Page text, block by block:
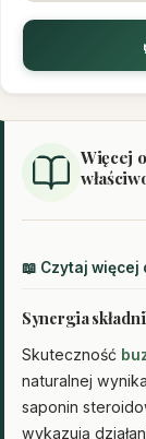
Więcej
📖 Czytaj więcej
Synergia
Skuteczność
naturalnej
saponin
wykazują